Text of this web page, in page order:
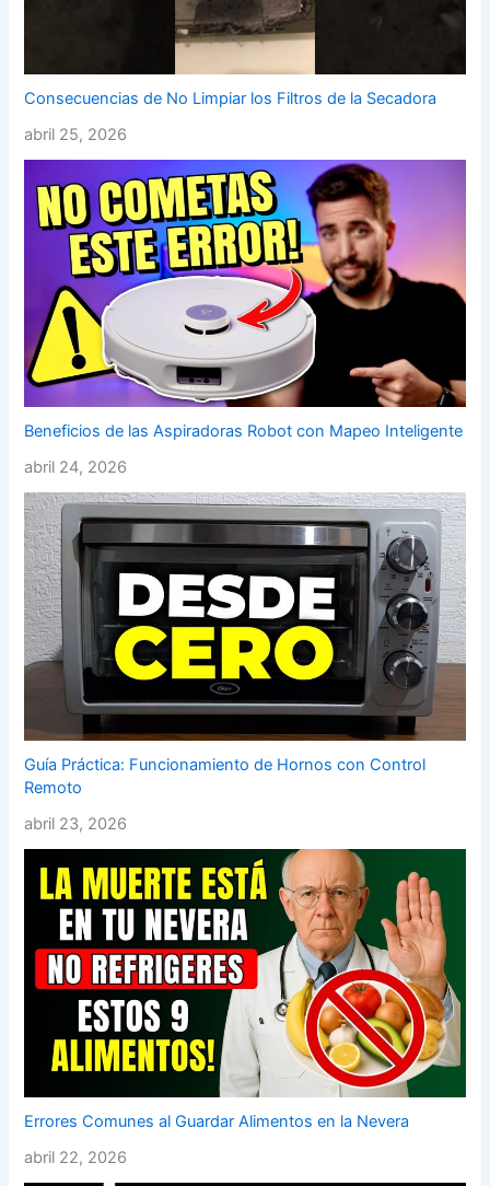
Consecuencias de No Limpiar los Filtros de la Secadora
abril 25, 2026
Beneficios de las Aspiradoras Robot con Mapeo Inteligente
abril 24, 2026
Guía Práctica: Funcionamiento de Hornos con Control
Remoto
abril 23, 2026
Errores Comunes al Guardar Alimentos en la Nevera
abril 22, 2026